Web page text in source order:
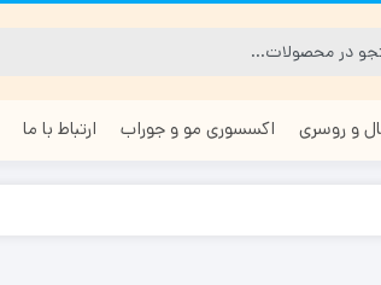
و روسری اکسسوری مو و جوراب ارتباط با ما